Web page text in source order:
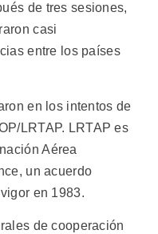
de tres sesiones,
casi
entre los países
en los intentos de
LRTAP. LRTAP es
Aérea
un acuerdo
en 1983.
de cooperación